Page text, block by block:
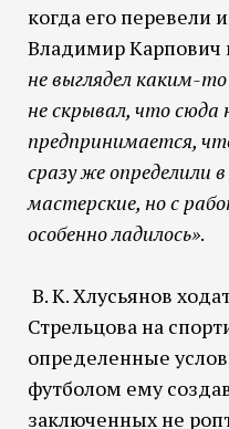
когда его перевели
Владимир Карпович
не выглядел каким-
не скрывал, что сюда
предпринимается,
сразу же определили
мастерские, но с
особенно ладилось».
В. К. Хлусьянов
Стрельцова на
определенные
футболом ему
заключенных не